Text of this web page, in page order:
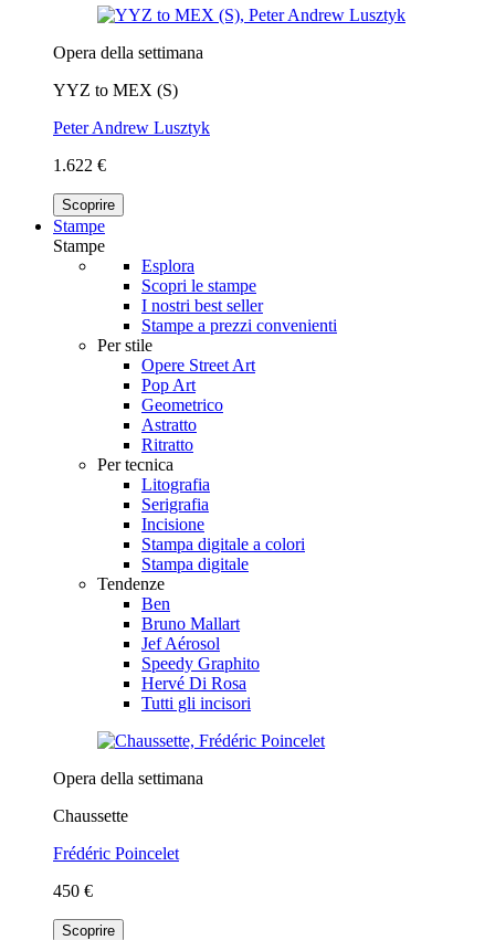
Opera della settimana
YYZ to MEX (S)
Peter Andrew Lusztyk
1.622 €
Scoprire
Stampe
Stampe
Esplora
Scopri le stampe
I nostri best seller
Stampe a prezzi convenienti
Per stile
Opere Street Art
Pop Art
Geometrico
Astratto
Ritratto
Per tecnica
Litografia
Serigrafia
Incisione
Stampa digitale a colori
Stampa digitale
Tendenze
Ben
Bruno Mallart
Jef Aérosol
Speedy Graphito
Hervé Di Rosa
Tutti gli incisori
Opera della settimana
Chaussette
Frédéric Poincelet
450 €
Scoprire